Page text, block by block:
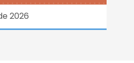
2026